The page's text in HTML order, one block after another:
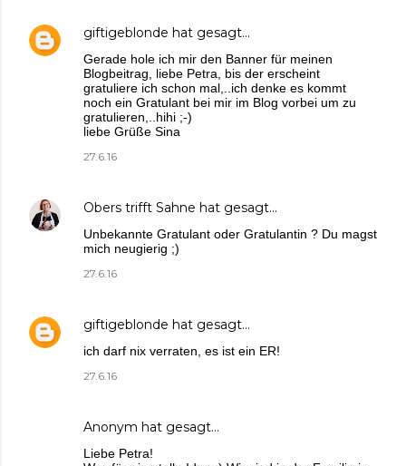
giftigeblonde hat gesagt…
Gerade hole ich mir den Banner für meinen
Blogbeitrag, liebe Petra, bis der erscheint
gratuliere ich schon mal,..ich denke es kommt
noch ein Gratulant bei mir im Blog vorbei um zu
gratulieren,..hihi ;-)
liebe Grüße Sina
27.6.16
Obers trifft Sahne hat gesagt…
Unbekannte Gratulant oder Gratulantin ? Du magst
mich neugierig ;)
27.6.16
giftigeblonde hat gesagt…
ich darf nix verraten, es ist ein ER!
27.6.16
Anonym hat gesagt…
Liebe Petra!